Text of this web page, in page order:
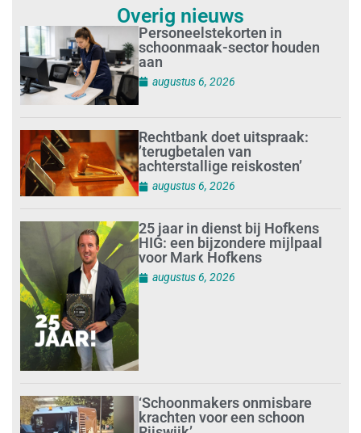
Overig nieuws
Personeelstekorten in
schoonmaak-sector houden
aan
augustus 6, 2026
Rechtbank doet uitspraak:
’terugbetalen van
achterstallige reiskosten’
augustus 6, 2026
25 jaar in dienst bij Hofkens
HIG: een bijzondere mijlpaal
voor Mark Hofkens
augustus 6, 2026
‘Schoonmakers onmisbare
krachten voor een schoon